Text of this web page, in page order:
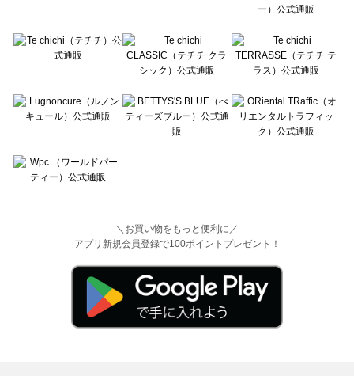
＼お買い物をもっと便利に／
アプリ新規会員登録で100ポイントプレゼント！